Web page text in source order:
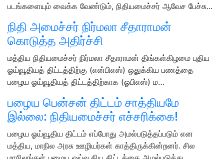
படங்களையும் வைக்க வேண்டும், நிதியமைச்சர் ஆவேச பேச்சு...
நிதி அமைச்சர் நிர்மலா சீதாராமன்
கொடுத்த அதிர்ச்சி
மத்திய நிதியமைச்சர் நிர்மலா சீதாராமன் திங்கள்கிழமை புதிய
ஓய்வூதியத் திட்டத்திற்கு (என்பிஎஸ்) ஒதுக்கிய பணத்தை
பழைய ஓய்வூதியத் திட்டத்திற்காக (ஓபிஎஸ்) ம…
பழைய பென்சன் திட்டம் சாத்தியமே
இல்லை: நிதியமைச்சர் எச்சரிக்கை!
பழைய ஓய்வூதிய திட்டம் எப்போது அமல்படுத்தப்படும் என
மத்திய, மாநில அரசு ஊழியர்கள் காத்திருக்கின்றனர். சில